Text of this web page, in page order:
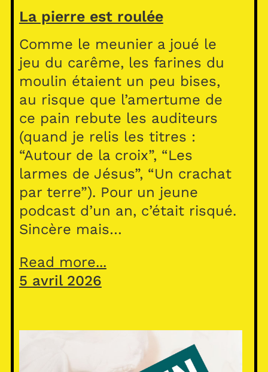
La pierre est roulée
Comme le meunier a joué le
jeu du carême, les farines du
moulin étaient un peu bises,
au risque que l’amertume de
ce pain rebute les auditeurs
(quand je relis les titres :
“Autour de la croix”, “Les
larmes de Jésus”, “Un crachat
par terre”). Pour un jeune
podcast d’un an, c’était risqué.
Sincère mais…
Read more...
5 avril 2026